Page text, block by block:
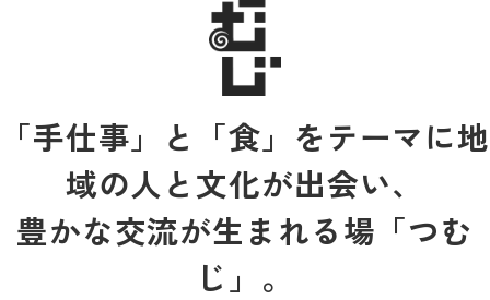
「手仕事」と「食」をテーマに地
域の人と文化が出会い、
豊かな交流が生まれる場「つむ
じ」。